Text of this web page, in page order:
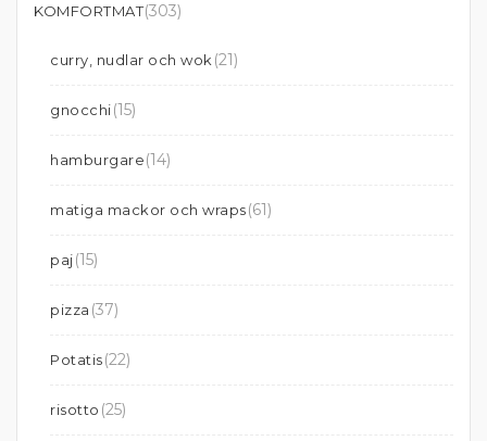
KOMFORTMAT(303)
curry, nudlar och wok (21)
gnocchi(15)
hamburgare(14)
matiga mackor och wraps(61)
paj(15)
pizza (37)
Potatis(22)
risotto (25)